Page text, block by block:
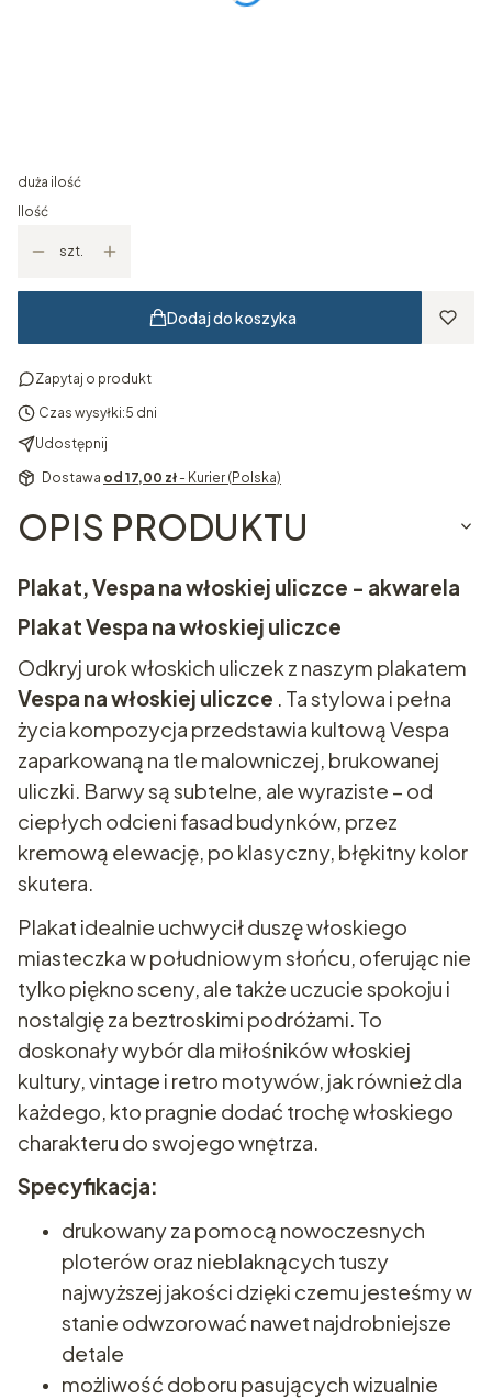
duża ilość
Ilość
szt.
Dodaj do koszyka
Zapytaj o produkt
Czas wysyłki:5 dni
Udostępnij
Dostawa od 17,00 zł - Kurier (Polska)
OPIS PRODUKTU
Plakat, Vespa na włoskiej uliczce - akwarela
PlakatVespa na włoskiej uliczce
Odkryj urok włoskich uliczek z naszym plakatem
Vespa na włoskiej uliczce . Ta stylowa i pełna
życia kompozycja przedstawia kultową Vespa
zaparkowaną na tle malowniczej, brukowanej
uliczki. Barwy są subtelne, ale wyraziste – od
ciepłych odcieni fasad budynków, przez
kremową elewację, po klasyczny, błękitny kolor
skutera.
Plakat idealnie uchwycił duszę włoskiego
miasteczka w południowym słońcu, oferując nie
tylko piękno sceny, ale także uczucie spokoju i
nostalgię za beztroskimi podróżami. To
doskonały wybór dla miłośników włoskiej
kultury, vintage i retro motywów, jak również dla
każdego, kto pragnie dodać trochę włoskiego
charakteru do swojego wnętrza.
Specyfikacja:
drukowany za pomocą nowoczesnych
ploterów oraz nieblaknących tuszy
najwyższej jakości dzięki czemu jesteśmy w
stanie odwzorować nawet najdrobniejsze
detale
możliwość doboru pasujących wizualnie